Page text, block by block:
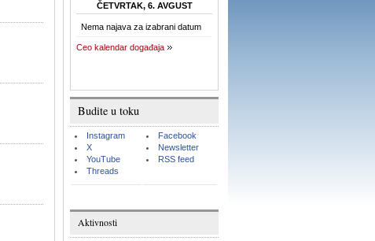
ČETVRTAK, 6. AVGUST
Nema najava za izabrani datum
Ceo kalendar događaja
Budite u toku
Instagram
X
YouTube
Threads
Facebook
Newsletter
RSS feed
Aktivnosti